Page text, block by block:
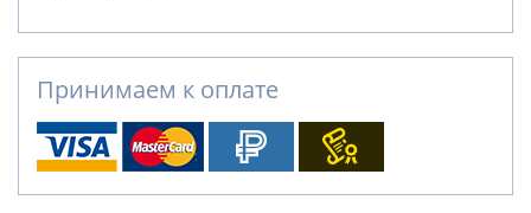
Принимаем к оплате